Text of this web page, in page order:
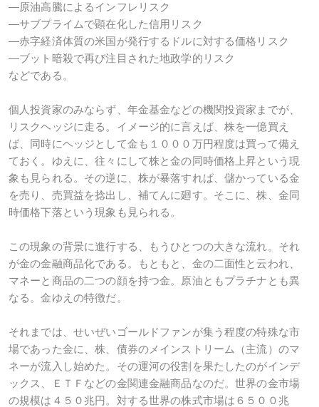
―原油高騰によるインフレリスク
―サブプライムで顕在化した信用リスク
―赤字経済体質の米国が発行するドルに対する価格リスク
―ブット暗殺で再び注目された地政学的リスク
などである。
個人投資家のみならず、年金基金などの機関投資家までが、
リスクヘッジに走る。イメージ的に言えば、株を一億買え
ば、同時にヘッジとして金も１０００万円程度は買って備え
ておく。ゆえに、往々にして株と金の同時価格上昇という現
象も見られる。その逆に、株が暴落すれば、儲かっている金
を売り、売買益を捻出し、補てんに廻す。そこに、株、金同
時価格下落という現象も見られる。
この現象の背景に進行する、もうひとつの大きな流れ。それ
が金の金融商品化である。もともと、金の二面性と云われ、
マネーと商品の二つの顔を持つ金。原油ともプラチナとも異
なる。金ゆえの特徴だ。
それまでは、せいぜいゴールドファンが集う程度の特殊な市
場であった金に、株、債券のメインストリーム（主流）のマ
ネーが流入し始めた。その運河の役割を果たしたのがインデ
ックス、ＥＴＦなどの金関連金融商品なのだ。世界の金市場
の規模は４５０兆円。対する世界の株式市場は６５００兆